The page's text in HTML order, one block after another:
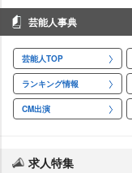
芸能人事典
芸能人TOP
ランキング情報
CM出演
求人特集